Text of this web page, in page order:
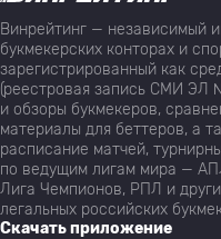
Винрейтинг — независимый
букмекерских конторах и
зарегистрированный как
(реестровая запись СМИ ЭЛ
и обзоры букмекеров,
материалы для беттеров, а
расписание матчей,
по ведущим лигам мира —
Лига Чемпионов, РПЛ и
легальных российских
Скачать приложение